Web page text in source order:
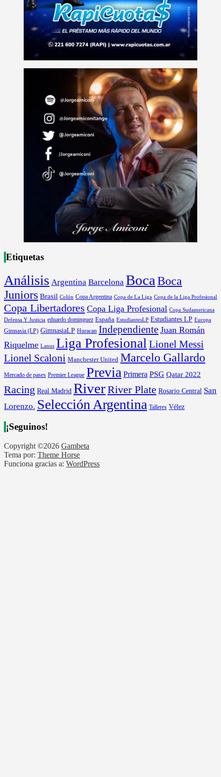
Etiquetas
Análisis Argentina Barcelona Boca Boca
Juniors Brasil Colón Copa Argentina Copa de La Liga Copa de la Liga Profesional
Copa Libertadores Copa Liga Profesional Copa Sudamericana
Defensa Y Justicia eduardo dominguez España EstudiantesLP Estudiantes LP Europa
Gimnasia (LP) GimnasiaLP Huracan Independiente Juan Román
Riquelme Lanus Liga Profesional Lionel Messi
Lionel Scaloni Manchester United Marcelo Gallardo
Mercado de pases Premier League Previa Primera PSG Qatar 2022
Racing Real Madrid RiverRiver Plate Rosario Central San
Lorenzo. Selección Argentina Talleres Vélez
¡Seguinos!
Copyright ©2026 Gambeta
Tema por: Theme Horse
Funciona gracias a: WordPress